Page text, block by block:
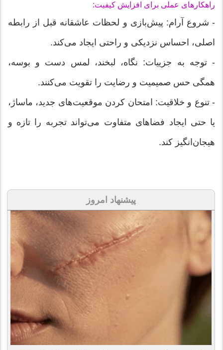
راهکارهای عملی برای افزایش کیفیت:
- شروع آرام: پیش‌بازی و لحظات عاشقانه قبل از رابطه
اصلی، احساس نزدیکی و راحتی ایجاد می‌کند.
- توجه به جزییات: نگاه، لبخند، لمس دست و بوسه،
همگی حس صمیمیت و رضایت را تقویت می‌کنند.
- تنوع و خلاقیت: امتحان کردن موقعیت‌های جدید، ماساژ،
یا حتی ایجاد فضاهای متفاوت می‌تواند تجربه را تازه و
هیجان‌انگیز کند.
پیشنهاد امروز